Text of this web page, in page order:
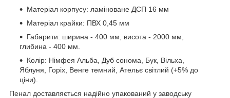
Матеріал корпусу: ламіноване ДСП 16 мм
Матеріал крайки: ПВХ 0,45 мм
Габарити: ширина - 400 мм, висота - 2000 мм,
глибина - 400 мм.
Колір: Німфея Альба, Дуб сонома, Бук, Вільха,
Яблуня, Горіх, Венге темний, Ательє світлий (+5% до
ціни).
Пенал доставляється надійно упакований у заводську